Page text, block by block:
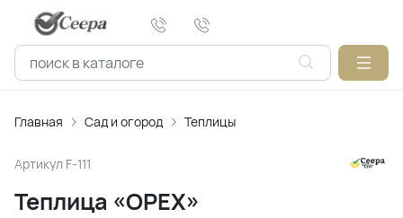
Главная Сад и огород Теплицы
Артикул F-111
Теплица «ОРЕХ»